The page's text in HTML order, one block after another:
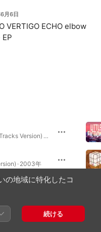
月6日
VERTIGO ECHO elbow
EP
The Seldom Seen Kid (Bonus Tracks Version) · 2008年
· 2003年
の地域に特化したコ
続ける